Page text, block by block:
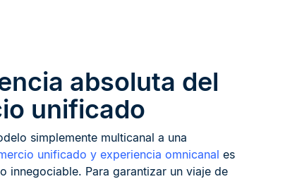
absoluta del
unificado
simplemente multicanal a una
unificado y experiencia omnicanal es
innegociable. Para garantizar un viaje de